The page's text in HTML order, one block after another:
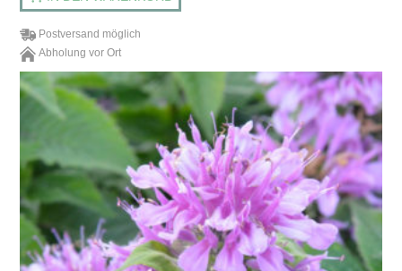
Postversand möglich
Abholung vor Ort